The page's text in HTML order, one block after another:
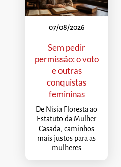
07/08/2026
Sem pedir
permissão: o voto
e outras
conquistas
femininas
De Nísia Floresta ao
Estatuto da Mulher
Casada, caminhos
mais justos para as
mulheres